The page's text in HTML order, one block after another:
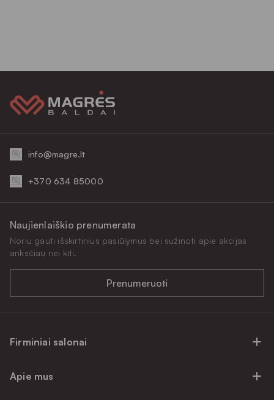
info@magre.lt
+370 634 85000
Firminiai salonai
Apie mus
Naujienlaiškio prenumerata
Noriu gauti išskirtinius pasiūlymus bei sužinoti apie akcijas
anksčiau nei kiti.
Prenumeruoti